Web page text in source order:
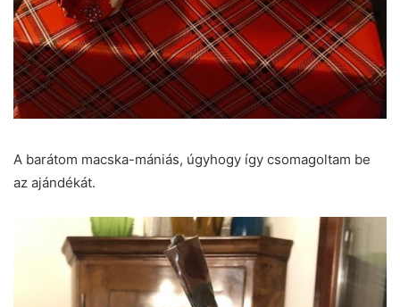
A barátom macska-mániás, úgyhogy így csomagoltam be
az ajándékát.